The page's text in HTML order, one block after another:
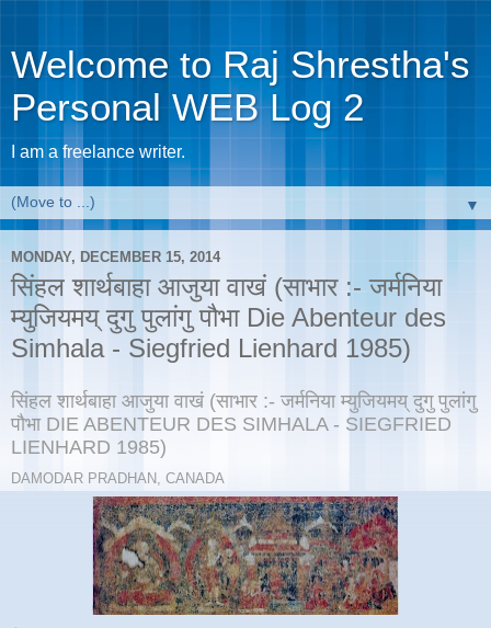
Welcome to Raj Shrestha's
Personal WEB Log 2
I am a freelance writer.
▼
MONDAY, DECEMBER 15, 2014
सिंहल शार्थबाहा आजुया वाखं (साभार :- जर्मनिया
म्युजियमय् दुगु पुलांगु पौभा Die Abenteur des
Simhala - Siegfried Lienhard 1985)
सिंहल शार्थबाहा आजुया वाखं (साभार :- जर्मनिया म्युजियमय् दुगु पुलांगु
पौभा DIE ABENTEUR DES SIMHALA - SIEGFRIED
LIENHARD 1985)
DAMODAR PRADHAN, CANADA